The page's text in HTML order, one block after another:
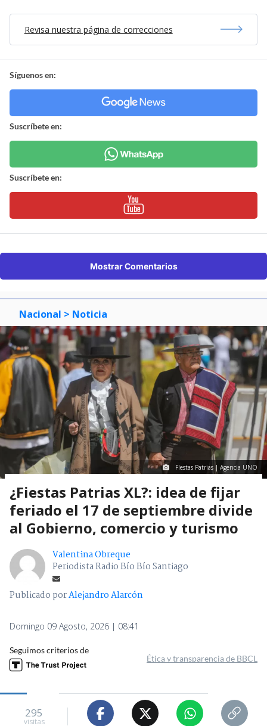
Revisa nuestra página de correcciones
Síguenos en:
Suscríbete en:
Suscríbete en:
Mostrar Comentarios
Nacional > Noticia
FIestas Patrias | Agencia UNO
¿Fiestas Patrias XL?: idea de fijar
feriado el 17 de septiembre divide
al Gobierno, comercio y turismo
Valentina Obreque
Periodista Radio Bío Bío Santiago
Publicado porAlejandro Alarcón
Domingo 09 Agosto, 2026 | 08:41
Seguimos criterios de
Ética y transparencia de BBCL
295
visitas